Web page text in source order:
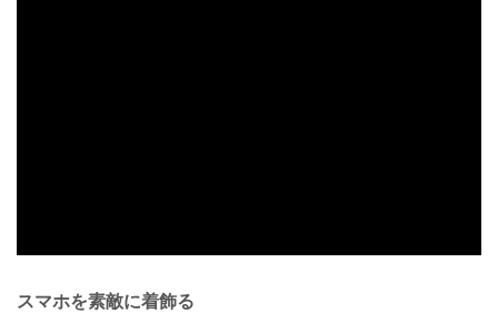
スマホを素敵に着飾る